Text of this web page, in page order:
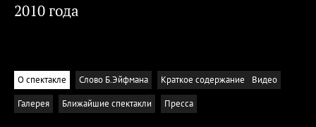
2010 года
О спектакле Слово Б.Эйфмана Краткое содержание
Видео
Галерея
Ближайшие спектакли Пресса